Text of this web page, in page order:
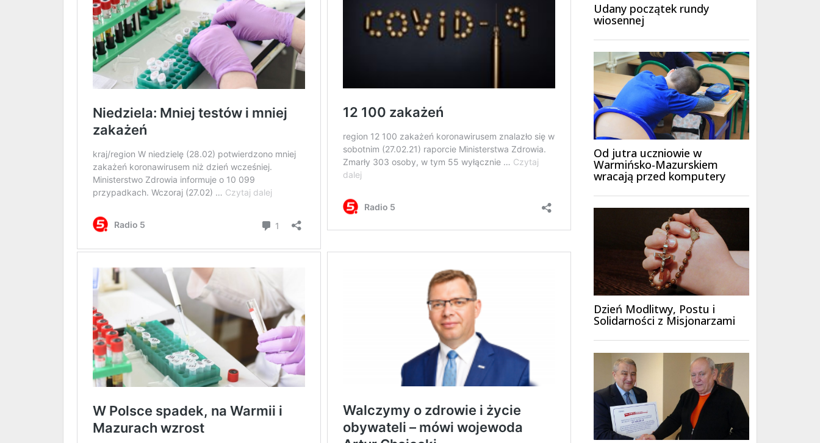
Udany początek rundy
wiosennej
Od jutra uczniowie w
Warmińsko-Mazurskiem
wracają przed komputery
Dzień Modlitwy, Postu i
Solidarności z Misjonarzami